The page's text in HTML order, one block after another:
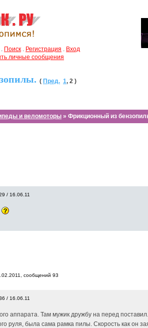
. Поиск . Регистрация . Вход
личные сообщения
( Пред. 1, 2 )
и веломоторы » Фрикционный из
/ 16.06.11
cообщений 93
/ 16.06.11
аппарата. Там мужик дружбу на перед
руля, была сама рамка пилы. Скорость как он